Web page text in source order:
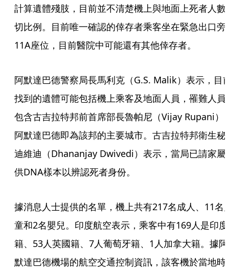
計算遺體殘肢，目前並不清楚機上與地面上死者人數
切比例。目前唯一確認的倖存者乘客坐在緊急出口旁
11A座位，目前醫院中可能還有其他倖存者。
阿默達巴德警察局長馬利克（G.S. Malik）表示，目
找到的遺體可能包括機上乘客及地面人員，罹難人員
包含古吉拉特邦前首席部長魯帕尼（Vijay Rupani）
阿默達巴德即為該邦的主要城市。古吉拉特邦衛生秘
迪維迪（Dhananjay Dwivedi）表示，當局已請家屬
供DNA樣本以辨認死者身份。
據消息人士提供的名單，機上共有217名成人、11名
童和2名嬰兒。印度航空表示，乘客中有169人是印度
籍、53人英國籍、7人葡萄牙籍、1人加拿大籍。據阿
默達巴德機場的航空交通控制資訊，該客機於當地時